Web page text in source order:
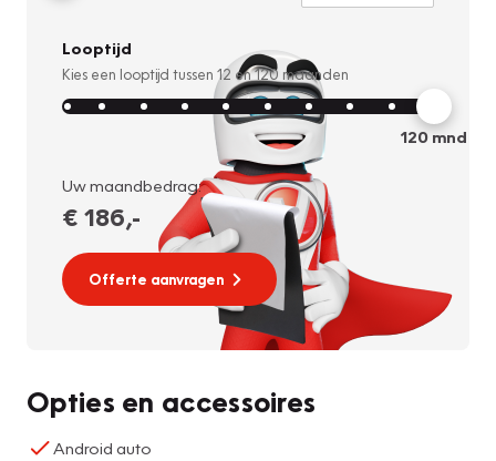
Looptijd
Kies een looptijd tussen 12 en120 maanden
120mnd
Uw maandbedrag:
€ 186,-
Offerte aanvragen
Opties en accessoires
Android auto